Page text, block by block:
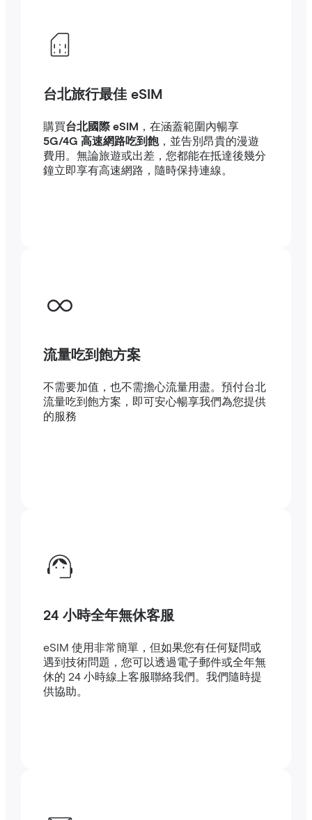
台北旅行最佳 eSIM
購買台北國際 eSIM
，在涵蓋範圍內暢享
5G/4G 高速網路吃到飽，並告別昂貴的漫遊
費用。無論旅遊或出差，您都能在抵達後幾分
鐘立即享有高速網路，隨時保持連線。
流量吃到飽方案
不需要加值，也不需擔心流量用盡。預付台北
流量吃到飽方案，即可安心暢享我們為您提供
的服務
24 小時全年無休客服
eSIM 使用非常簡單，但如果您有任何疑問或
遇到技術問題，您可以透過電子郵件或全年無
休的 24 小時線上客服聯絡我們。我們隨時提
供協助。